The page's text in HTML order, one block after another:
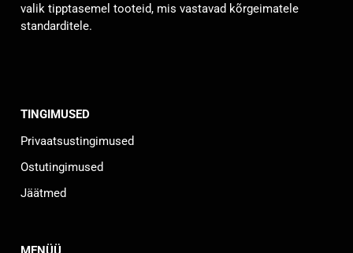
valik tipptasemel tooteid, mis vastavad kõrgeimatele
standarditele.
TINGIMUSED
Privaatsustingimused
Ostutingimused
Jäätmed